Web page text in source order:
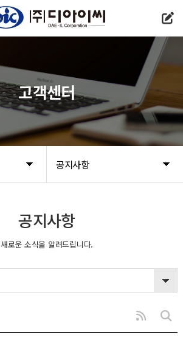
공지사항
고객센터
공지사항
새로운 소식을 알려드립니다.